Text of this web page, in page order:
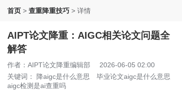
首页 > 查重降重技巧 > 详情
AIPT论文降重：AIGC相关论文问题全
解答
作者：AIPT论文降重编辑部
2026-06-05 02:00
关键词：
降aigc是什么意思
毕业论文aigc是什么意思
aigc检测是ai查重吗